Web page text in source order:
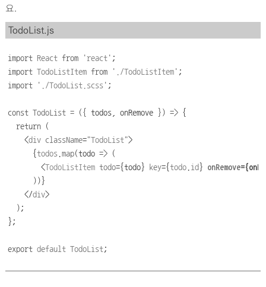
요.
TodoList.js
import React from 'react ' ;
import TodoListItem from ' ./TodoListItem ' ;
import
' ./TodoList.scss ' ;
const TodoList = ( { todos, onRemove } ) => {
return (
<div className="TodoList">
      {
todos .map(todo => (
        <
TodoListItem todo={todo} key={todo id } onRemove
      ))}
    </
div>
);
};
export default TodoList ;